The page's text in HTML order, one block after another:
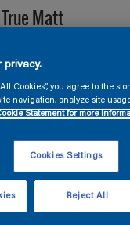
Matt
5L
privacy.
Cookies”, you agree to the
navigation, analyze site
Statement for more
Cookies Settings
Reject All